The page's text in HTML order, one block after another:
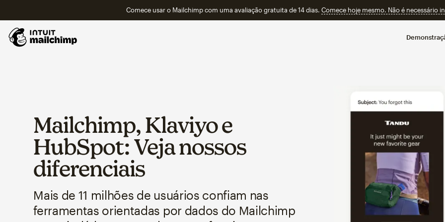
Comece usar o Mailchimp com uma avaliação gratuita de 14 dias. Comece hoje mesmo. Não é necessário
Mailchimp, Klaviyo e
HubSpot: Veja nossos
diferenciais
Mais de 11 milhões de usuários confiam nas
ferramentas orientadas por dados do Mailchimp